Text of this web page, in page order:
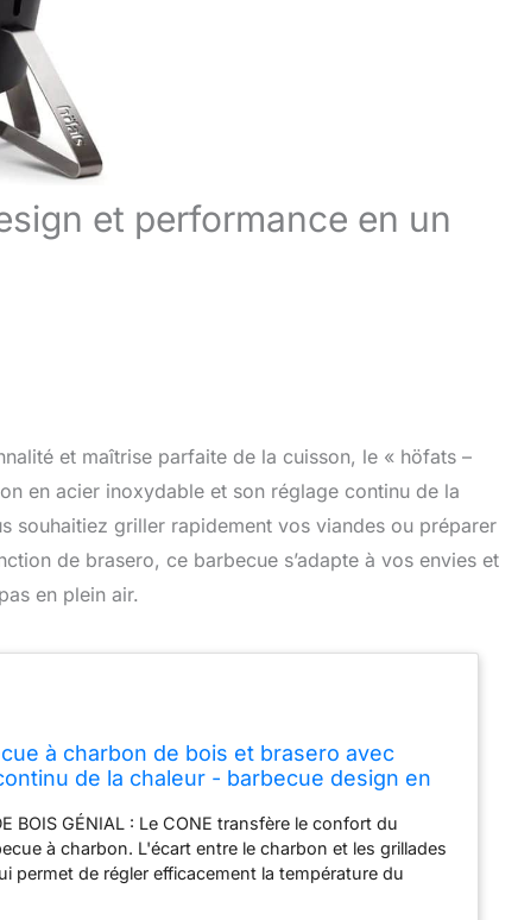
et performance en un
et maîtrise parfaite de la cuisson, le « höfats –
en acier inoxydable et son réglage continu de la
souhaitiez griller rapidement vos viandes ou préparer
de brasero, ce barbecue s’adapte à vos envies et
en plein air.
à charbon de bois et brasero avec
de la chaleur - barbecue design en
BOIS GÉNIAL : Le CONE transfère le confort du
à charbon. L'écart entre le charbon et les grillades
permet de régler efficacement la température du